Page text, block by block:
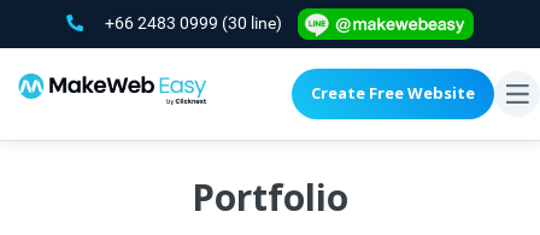
+66 2483 0999 (30 line)
Create Free Website
Portfolio